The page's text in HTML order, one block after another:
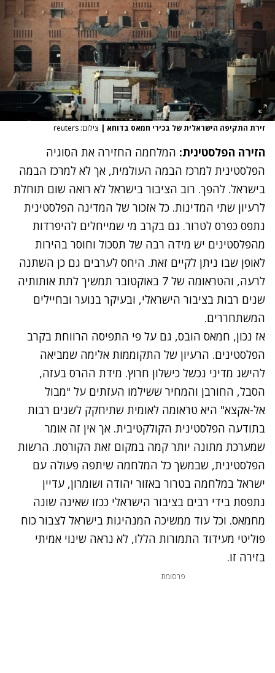
זירת התקיפה הישראלית של בכירי חמאס בדוחא | צילום: reuters
הזירה הפלסטינית: המלחמה החזירה את הסוגיה
הפלסטינית למרכז הבמה העולמית, אך לא למרכז הבמה
בישראל. להפך. רוב הציבור בישראל לא רואה שום תוחלת
לרעיון שתי המדינות. כל אזכור של המדינה הפלסטינית
נתפס כפרס לטרור. גם בקרב מי שמייחלים להיפרדות
מהפלסטינים יש מידה רבה של תסכול וחוסר בהירות
לאופן שבו ניתן לקיים זאת. היחס לערבים גם כן השתנה
לרעה, והטראומה של 7 באוקטובר תמשיך לתת אותותיה
שנים רבות בציבור הישראלי, ובעיקר בנוער ובחיילים
המשתחררים.
אז נכון, חמאס הובס, גם על פי התפיסה הרווחת בקרב
הפלסטינים. הרעיון של התקוממות אלימה שמביאה
להישג מדיני נכשל כישלון חרוץ. מידת ההרס בעזה,
הסבל, החורבן והמחיר ששילמו העזתים על "מבול
אל-אקצא" היא טראומה לאומית שתיחקק לשנים רבות
בתודעה הפלסטינית הקולקטיבית. אך אין זה אומר
שמערכת מתונה יותר קמה במקום זאת הקורסת. הרשות
הפלסטינית, שבמשך כל המלחמה שיתפה פעולה עם
ישראל במלחמה בטרור באזור יהודה ושומרון, עדיין
נתפסת בידי רבים בציבור הישראלי ככזו שאינה שונה
מחמאס. וכל עוד ממשיכה המנהיגות בישראל לצבור כוח
פוליטי מעידוד התמורות הללו, לא נראה שינוי אמיתי
בזירה זו.
פרסומת